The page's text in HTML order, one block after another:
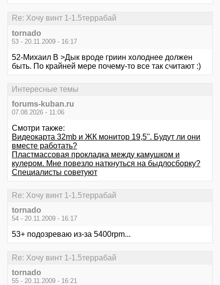
Re: Хочу винт 1-1.5террабай
tornado
53 - 20.11.2009 - 16:17
52-Михаил В >Дык вроде гриин холоднее должен
быть. По крайней мере почему-то все так считают :)
Интересные темы
forums-kuban.ru
07.08.2026 - 11:06
Смотри также:
Видеокарта 32mb и ЖК монитор 19,5''. Будут ли они
вместе работать?
Пластмассовая прокладка между камушком и
кулером. Мне повезло наткнуться на быдлосборку?
Специалисты советуют
Re: Хочу винт 1-1.5террабай
tornado
54 - 20.11.2009 - 16:17
53+ подозреваю из-за 5400rpm...
Re: Хочу винт 1-1.5террабай
tornado
55 - 20.11.2009 - 16:21